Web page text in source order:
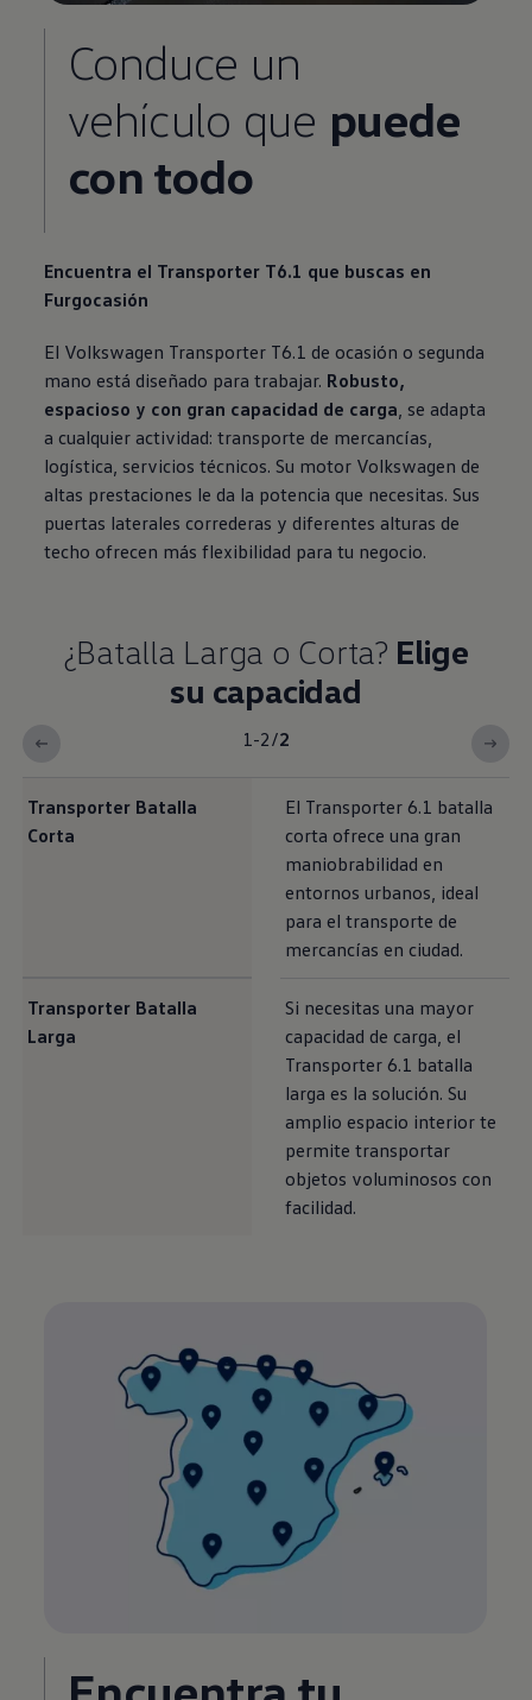
Conduce un
vehículo que puede
con todo
Encuentra el Transporter T6.1 que buscas en
Furgocasión
El Volkswagen Transporter T6.1 de ocasión o segunda
mano está diseñado para trabajar. Robusto,
espacioso y con gran capacidad de carga , se adapta
a cualquier actividad: transporte de mercancías,
logística, servicios técnicos. Su motor Volkswagen de
altas prestaciones le da la potencia que necesitas. Sus
puertas laterales correderas y diferentes alturas de
techo ofrecen más flexibilidad para tu negocio.
¿Batalla Larga o Corta? Elige
su capacidad
1-2/2
TransporterBatalla
Corta
El Transporter6.1 batalla
corta ofrece una gran
maniobrabilidad en
entornos urbanos, ideal
para el transporte de
mercancías en ciudad.
TransporterBatalla
Larga
Si necesitas una mayor
capacidad de carga, el
Transporter6.1 batalla
larga es la solución. Su
amplio espacio interior te
permite transportar
objetos voluminosos con
facilidad.